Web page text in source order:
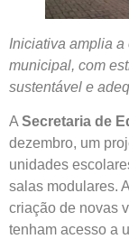
Iniciativa amplia
municipal, com
sustentável e
A Secretaria de
dezembro, um
unidades
salas modulares.
criação de novas
tenham acesso a